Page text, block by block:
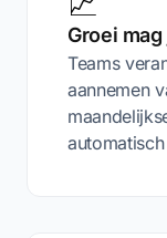
Groei
Teams
aannemen